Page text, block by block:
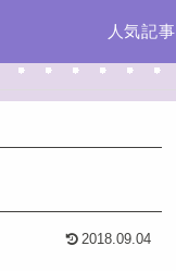
人気記事
2018.09.04